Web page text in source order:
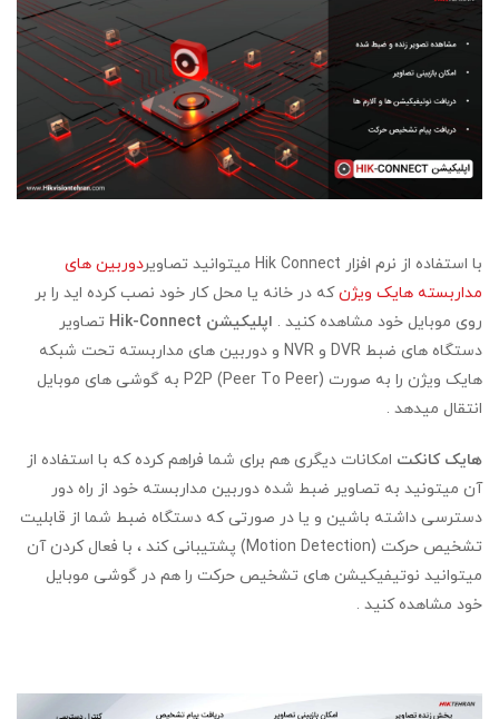
با استفاده از نرم افزار Hik Connect میتوانید تصاویر
دوربین های
مداربسته هایک ویژنکه در خانه یا محل کار خود نصب کرده اید را بر
روی موبایل خود مشاهده کنید . اپلیکیشن Hik-Connect
تصاویر
دستگاه های ضبط DVR و NVR و دوربین های مداربسته تحت شبکه
هایک ویژن را به صورت P2P (Peer To Peer) به گوشی های موبایل
انتقال میدهد .
هایک کانکت امکانات دیگری هم برای شما فراهم کرده که با استفاده از
آن میتونید به تصاویر ضبط شده دوربین مداربسته خود از راه دور
دسترسی داشته باشین و یا در صورتی که دستگاه ضبط شما از قابلیت
تشخیص حرکت (Motion Detection) پشتیبانی کند ، با فعال کردن آن
میتوانید نوتیفیکیشن های تشخیص حرکت را هم در گوشی موبایل
خود مشاهده کنید .